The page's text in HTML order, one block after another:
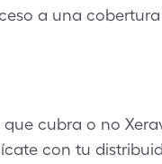
a una
cubra o no
con tu